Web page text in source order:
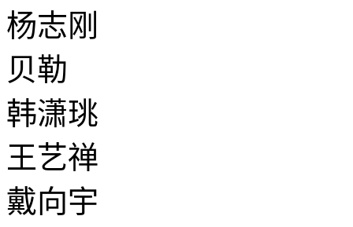
杨志刚
贝勒
韩潇珧
王艺禅
戴向宇